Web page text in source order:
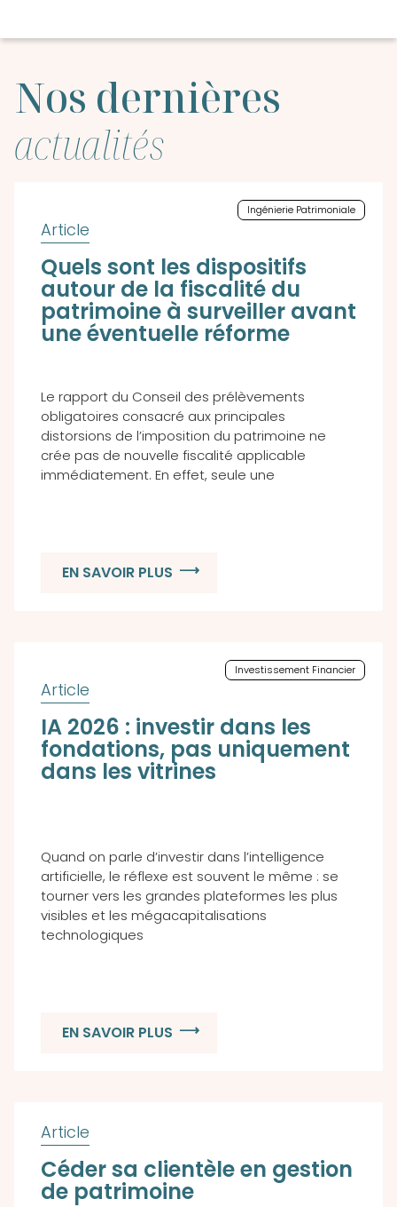
Nos dernières
actualités
Ingénierie Patrimoniale
Quels sont les dispositifs
autour de la fiscalité du
patrimoine à surveiller avant
une éventuelle réforme
Le rapport du Conseil des prélèvements
obligatoires consacré aux principales
distorsions de l’imposition du patrimoine ne
crée pas de nouvelle fiscalité applicable
immédiatement. En effet, seule une
EN SAVOIR PLUS
Investissement Financier
IA 2026 : investir dans les
fondations, pas uniquement
dans les vitrines
Quand on parle d’investir dans l’intelligence
artificielle, le réflexe est souvent le même : se
tourner vers les grandes plateformes les plus
visibles et les mégacapitalisations
technologiques
EN SAVOIR PLUS
Céder sa clientèle en gestion
de patrimoine